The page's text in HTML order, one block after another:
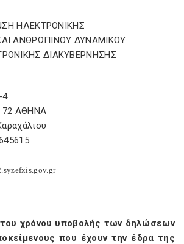
ΗΛΕΚΤΡΟΝΙΚΗΣ
ΑΝΘΡΩΠΙΝΟΥ ΔΥΝΑΜΙΚΟΥ
ΔΙΑΚΥΒΕΡΝΗΣΗΣ
4
72 ΑΘΗΝΑ
syzefxis.gov.gr
χρόνου υποβολής των δηλώσεων
που έχουν την έδρα της